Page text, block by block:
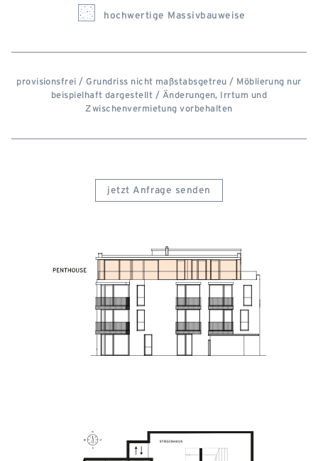
hochwertige Massivbauweise
provisionsfrei / Grundriss nicht maßstabsgetreu / Möblierung nur
beispielhaft dargestellt / Änderungen, Irrtum und
Zwischenvermietung vorbehalten
jetzt Anfrage senden